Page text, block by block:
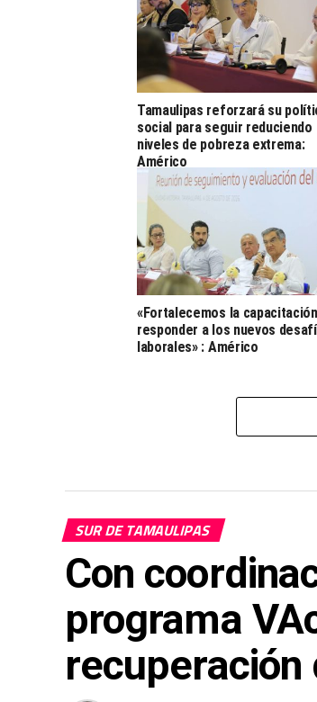
Tamaulipas reforzará su
social para seguir reduciendo
niveles de pobreza extrema:
Américo
«Fortalecemos la
responder a los nuevos
laborales» : Américo
SUR DE TAMAULIPAS
Con
programa
recuperación